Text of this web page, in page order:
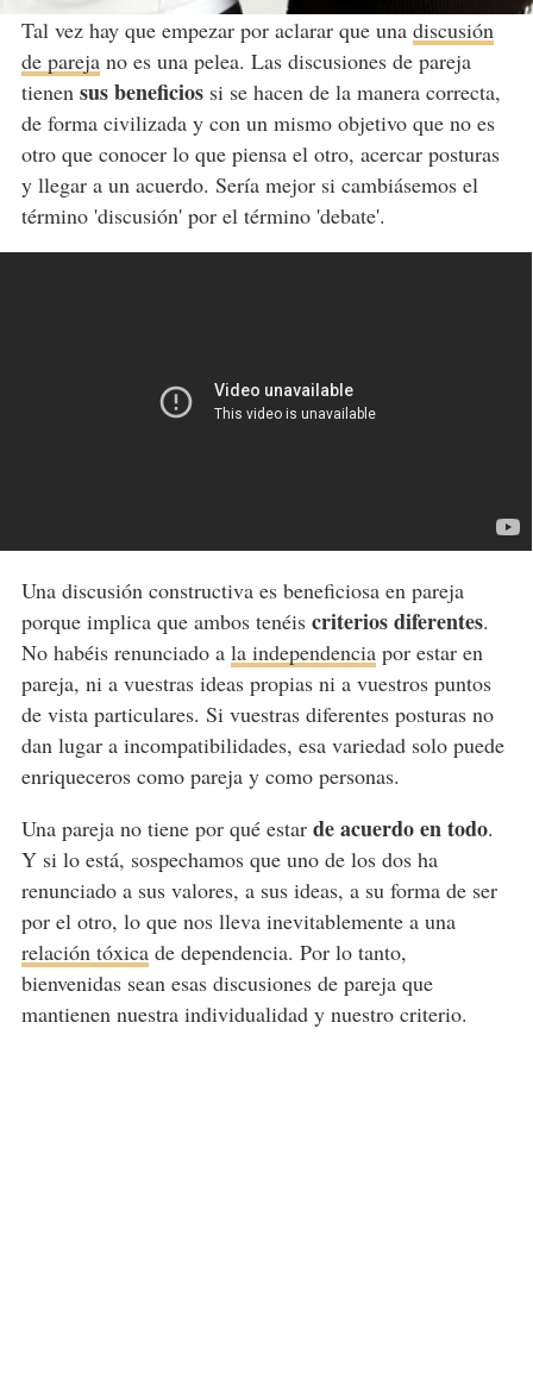
Tal vez hay que empezar por aclarar que una discusión
de parejano es una pelea. Las discusiones de pareja
tienen sus beneficiossi se hacen de la manera correcta,
de forma civilizada y con un mismo objetivo que no es
otro que conocer lo que piensa el otro, acercar posturas
y llegar a un acuerdo. Sería mejor si cambiásemos el
término 'discusión' por el término 'debate'.
Una discusión constructiva es beneficiosa en pareja
porque implica que ambos tenéiscriterios diferentes.
No habéis renunciado a la independenciapor estar en
pareja, ni a vuestras ideas propias ni a vuestros puntos
de vista particulares. Si vuestras diferentes posturas no
dan lugar a incompatibilidades, esa variedad solo puede
enriqueceros como pareja y como personas.
Una pareja no tiene por qué estar de acuerdo en todo.
Y si lo está, sospechamos que uno de los dos ha
renunciado a sus valores, a sus ideas, a su forma de ser
por el otro, lo que nos lleva inevitablemente a una
relación tóxicade dependencia. Por lo tanto,
bienvenidas sean esas discusiones de pareja que
mantienen nuestra individualidad y nuestro criterio.